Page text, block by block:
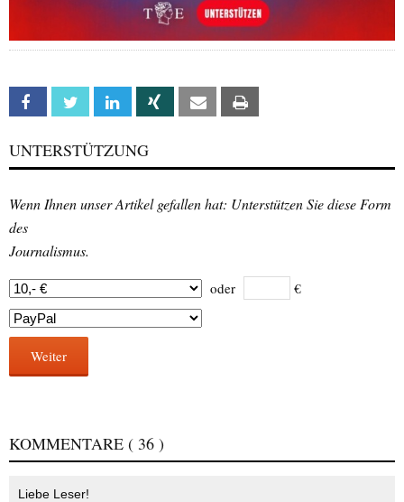
Facebook Twitter Linkedin Xing Email
UNTERSTÜTZUNG
Wenn Ihnen unser Artikel gefallen hat: Unterstützen Sie diese Form
des
Journalismus.
oder €
Weiter
KOMMENTARE ( 36 )
Liebe Leser!